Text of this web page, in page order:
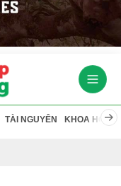
TÀI NGUYÊN KHOA HỌC